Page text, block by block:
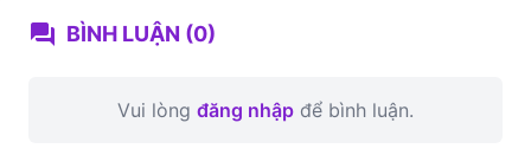
forum BÌNH LUẬN (0)
Vui lòng đăng nhập để bình luận.